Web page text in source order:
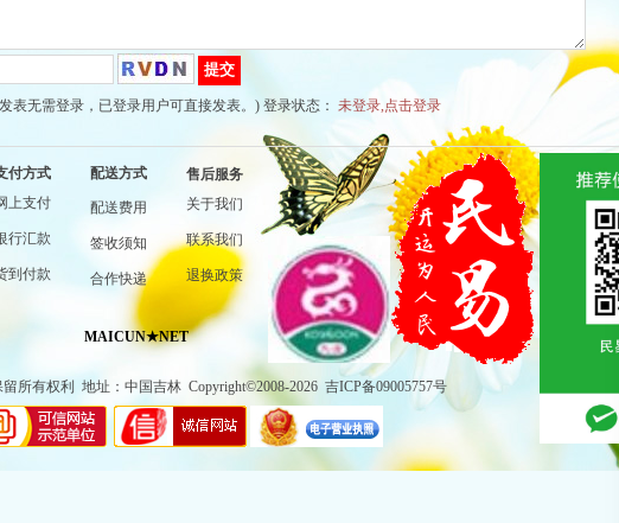
表无需登录，已登录用户可直接发表。) 登录状态： 未登录,点击登录
付方式
上支付
行汇款
到付款
配送方式
配送费用
签收须知
合作快递
售后服务
关于我们
联系我们
退换政策
MAICUN★NET
留所有权利 地址 ： 中国吉林Copyright©2008-2026 吉ICP备09005757号